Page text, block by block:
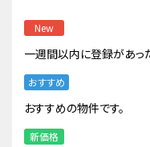
New
一週間以内に登録があっ
おすすめ
おすすめの物件です。
新価格